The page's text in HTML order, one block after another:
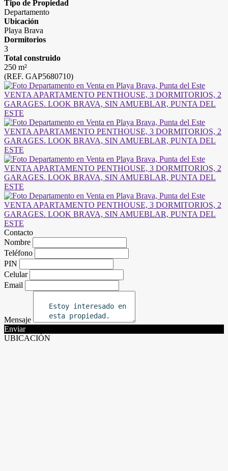
Tipo de Propiedad
Departamento
Ubicación
Playa Brava
Dormitorios
3
Total construido
250 m²
(REF. GAP5680710)
Contacto
Nombre
Teléfono
PIN
Celular
Email
Mensaje
Enviar
UBICACIÓN